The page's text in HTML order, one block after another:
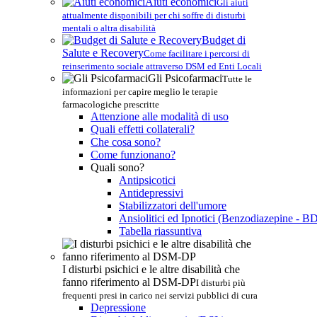
Gli aiuti
attualmente disponibili per chi soffre di disturbi
mentali o altra disabilità
Budget di
Salute e RecoveryCome facilitare i percorsi di
reinserimento sociale attraverso DSM ed Enti Locali
Gli PsicofarmaciTutte le
informazioni per capire meglio le terapie
farmacologiche prescritte
Attenzione alle modalità di uso
Quali effetti collaterali?
Che cosa sono?
Come funzionano?
Quali sono?
Antipsicotici
Antidepressivi
Stabilizzatori dell'umore
Ansiolitici ed Ipnotici (Benzodiazepine -
Tabella riassuntiva
I disturbi psichici e le altre disabilità che
fanno riferimento al DSM-DPI disturbi più
frequenti presi in carico nei servizi pubblici di cura
Depressione